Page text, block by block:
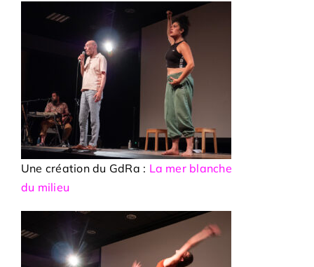
Une création du GdRa : La mer blanche
du milieu